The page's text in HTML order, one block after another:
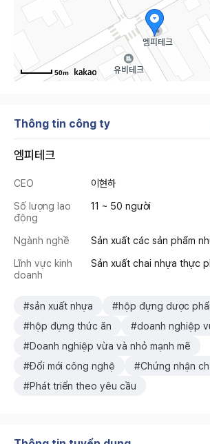
50m
Thông tin công ty
엠피테크
CEO
이현하
Số lượng lao
động
11 ~ 50 người
Ngành nghề
Sản xuất các sản phẩm
Lĩnh vực kinh
doanh
Sản xuất chai nhựa thực
#sản xuất nhựa
#hộp đựng dược
#hộp đựng thức ăn
#doanh nghiệp
#Doanh nghiệp vừa và nhỏ mạnh mẽ
#Đổi mới công nghệ
#Chứng nhận
#Phát triển theo yêu cầu